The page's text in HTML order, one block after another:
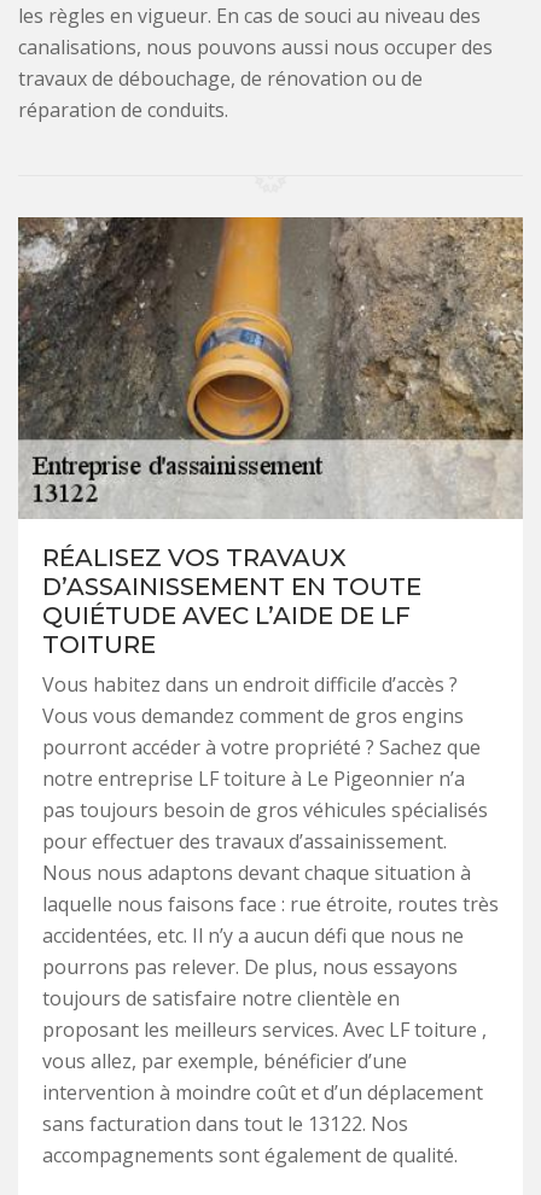
les règles en vigueur. En cas de souci au niveau des
canalisations, nous pouvons aussi nous occuper des
travaux de débouchage, de rénovation ou de
réparation de conduits.
RÉALISEZ VOS TRAVAUX
D’ASSAINISSEMENT EN TOUTE
QUIÉTUDE AVEC L’AIDE DE LF
TOITURE
Vous habitez dans un endroit difficile d’accès ?
Vous vous demandez comment de gros engins
pourront accéder à votre propriété ? Sachez que
notre entreprise LF toiture à Le Pigeonnier n’a
pas toujours besoin de gros véhicules spécialisés
pour effectuer des travaux d’assainissement.
Nous nous adaptons devant chaque situation à
laquelle nous faisons face : rue étroite, routes très
accidentées, etc. Il n’y a aucun défi que nous ne
pourrons pas relever. De plus, nous essayons
toujours de satisfaire notre clientèle en
proposant les meilleurs services. Avec LF toiture ,
vous allez, par exemple, bénéficier d’une
intervention à moindre coût et d’un déplacement
sans facturation dans tout le 13122. Nos
accompagnements sont également de qualité.